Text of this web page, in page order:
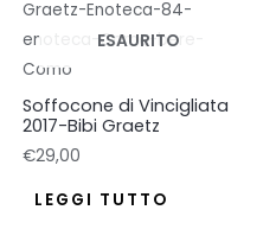
ESAURITO
Soffocone di Vincigliata
2017-Bibi Graetz
€29,00
LEGGI TUTTO